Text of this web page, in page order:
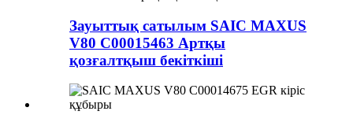
Зауыттық сатылым SAIC MAXUS
V80 C00015463 Артқы
қозғалтқыш бекіткіші